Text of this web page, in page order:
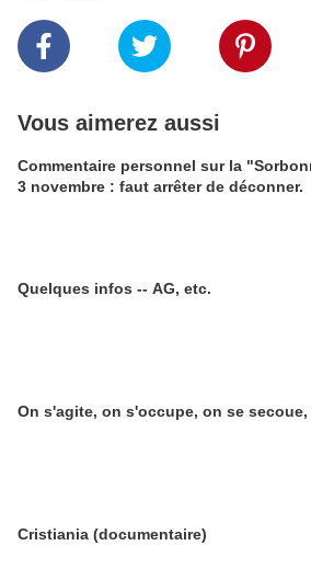
Vous aimerez aussi
Commentaire personnel sur la
3 novembre : faut arrêter de déconner.
Quelques infos -- AG, etc.
On s'agite, on s'occupe, on se
Cristiania (documentaire)